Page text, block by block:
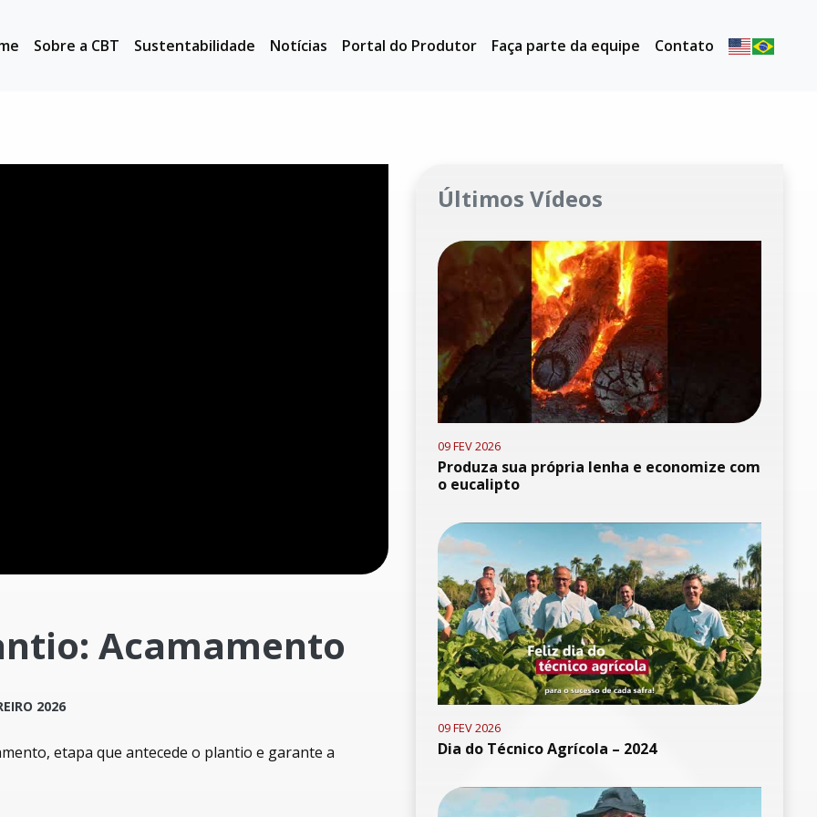
Sobre a CBT Sustentabilidade Notícias Portal do Produtor Faça parte da equipe Contato
Acamamento
2026
etapa que antecede o plantio e garante a
Últimos Vídeos
09 FEV 2026
Produza sua própria lenha e economize com
o eucalipto
09 FEV 2026
Dia do Técnico Agrícola – 2024